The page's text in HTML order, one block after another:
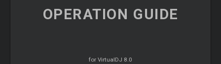
OPERATION GUIDE
for VirtualDJ 8.0